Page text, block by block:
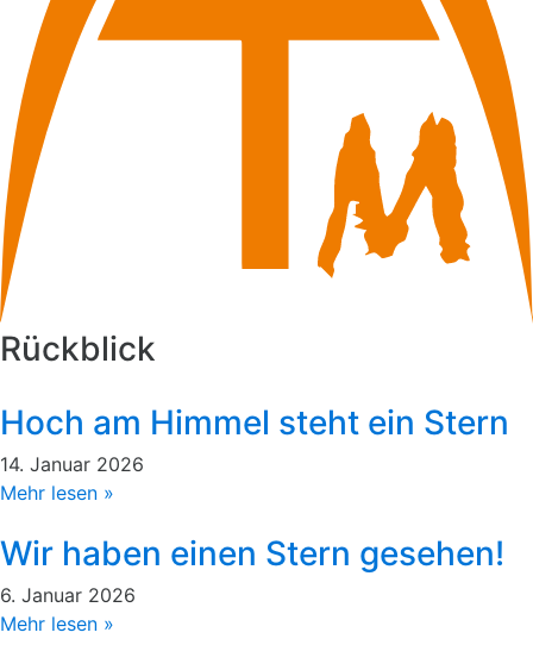
Rückblick
Hoch am Himmel steht ein Stern
14. Januar 2026
Mehr lesen »
Wir haben einen Stern gesehen!
6. Januar 2026
Mehr lesen »